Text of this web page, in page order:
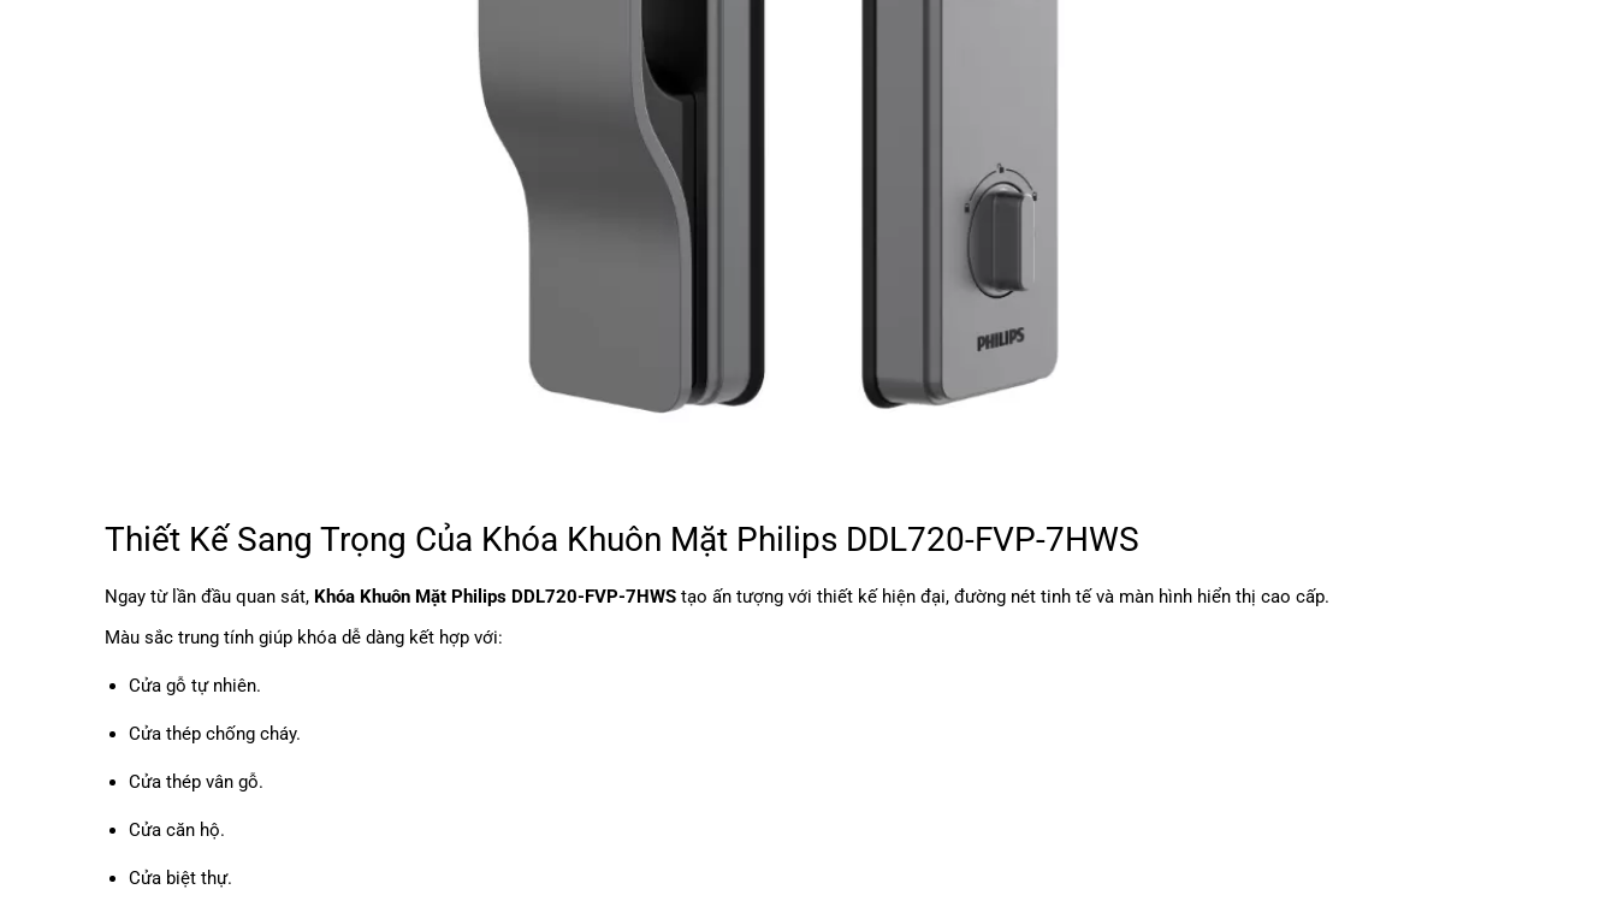
Thiết Kế Sang Trọng Của Khóa Khuôn Mặt Philips DDL720-FVP-7HWS
Ngay từ lần đầu quan sát, Khóa Khuôn Mặt Philips DDL720-FVP-7HWS tạo ấn tượng với thiết kế hiện đại, đường nét tinh tế và màn hình hiển thị cao cấp.
Màu sắc trung tính giúp khóa dễ dàng kết hợp với:
Cửa gỗ tự nhiên.
Cửa thép chống cháy.
Cửa thép vân gỗ.
Cửa căn hộ.
Cửa biệt thự.